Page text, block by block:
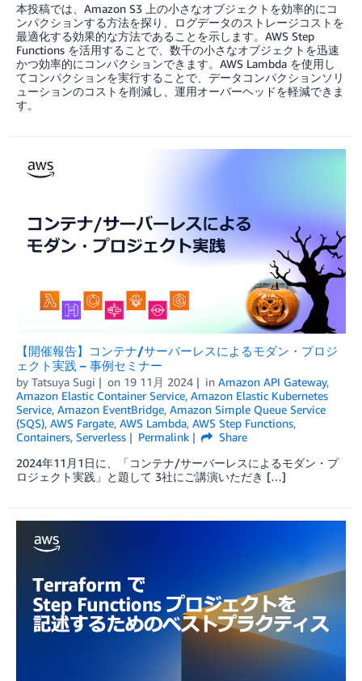
本投稿では、Amazon S3 上の小さなオブジェクトを効率的にコ
ンパクションする方法を探り、ログデータのストレージコストを
最適化する効果的な方法であることを示します。AWS Step
Functions を活用することで、数千の小さなオブジェクトを迅速
かつ効率的にコンパクションできます。AWS Lambda を使用し
てコンパクションを実行することで、データコンパクションソリ
ューションのコストを削減し、運用オーバーヘッドを軽減できま
す。
【開催報告】コンテナ/サーバーレスによるモダン・プロジ
ェクト実践 – 事例セミナー
by Tatsuya Sugi on 19 11月 2024 in Amazon API Gateway,
Amazon Elastic Container Service, Amazon Elastic Kubernetes
Service, Amazon EventBridge, Amazon Simple Queue Service
(SQS), AWS Fargate, AWS Lambda, AWS Step Functions,
Containers, Serverless Permalink
Share
2024年11月1日に、「コンテナ/サーバーレスによるモダン・プ
ロジェクト実践」と題して 3社にご講演いただき […]